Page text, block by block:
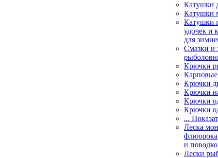
Катушки
Катушки
Катушки
удочек и
для
Смазки и
Крючки
Крючки
Крючки
Крючки
Крючки
...
Леска
и
Лески